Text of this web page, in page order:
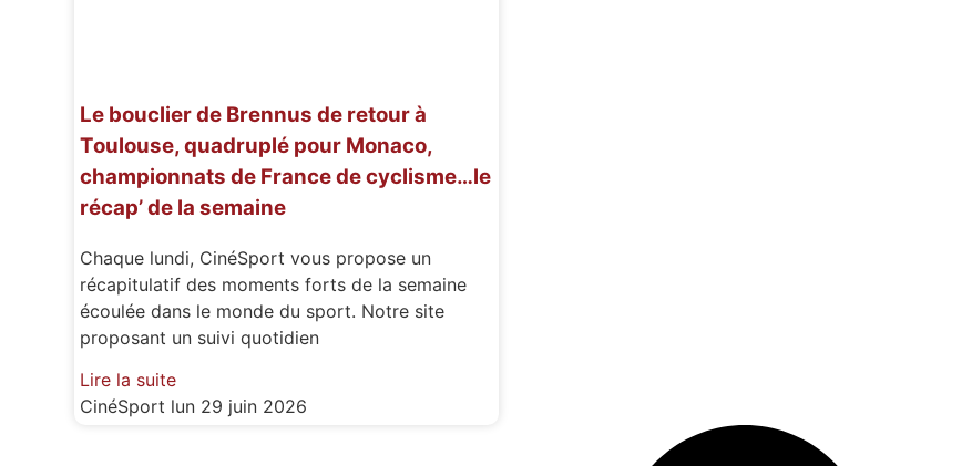
Le bouclier de Brennus de retour à
Toulouse, quadruplé pour Monaco,
championnats de France de cyclisme…le
récap’ de la semaine
Chaque lundi, CinéSport vous propose un
récapitulatif des moments forts de la semaine
écoulée dans le monde du sport. Notre site
proposant un suivi quotidien
Lire la suite
CinéSport lun 29 juin 2026